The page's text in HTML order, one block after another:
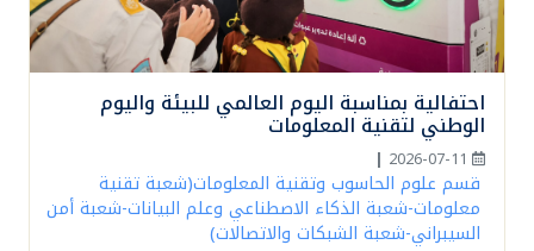
احتفالية بمناسبة اليوم العالمي للبيئة واليوم
الوطني لتقنية المعلومات
2026-07-11
|
قسم علوم الحاسوب وتقنية المعلومات(شعبة تقنية
معلومات-شعبة الذكاء الاصطناعي وعلم البيانات-شعبة أمن
السيبراني-شعبة الشبكات والاتصالات)